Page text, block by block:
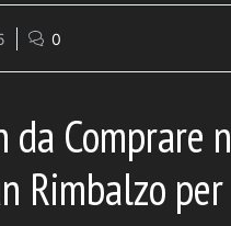
0
Comprare
Rimbalzo